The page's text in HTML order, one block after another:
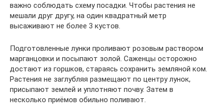
важно соблюдать схему посадки. Чтобы растения не
мешали друг другу, на один квадратный метр
высаживают не более 3 кустов.
Подготовленные лунки проливают розовым раствором
марганцовки и посыпают золой. Саженцы осторожно
достают из горшков, стараясь сохранить земляной ком.
Растения не заглубляя размещают по центру лунок,
присыпают землей и уплотняют почву. Затем в
несколько приёмов обильно поливают.